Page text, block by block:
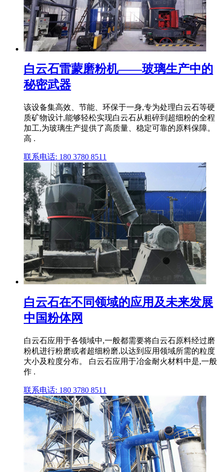
白云石雷蒙磨粉机——玻璃生产中的
秘密武器
该设备集高效、节能、环保于一身,专为处理白云石等硬
质矿物设计,能够轻松实现白云石从粗碎到超细粉的全程
加工,为玻璃生产提供了高质量、稳定可靠的原料保障。
高 .
联系电话: 180 3780 8511
白云石在不同领域的应用及未来发展
中国粉体网
白云石应用于各领域中,一般都需要将白云石原料经过磨
粉机进行粉磨或者超细粉磨,以达到应用领域所需的粒度
大小及粒度分布。 白云石应用于冶金耐火材料中是,一般
作 .
联系电话: 180 3780 8511